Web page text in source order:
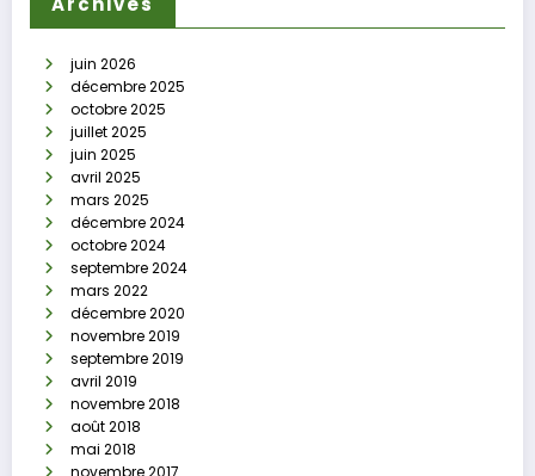
juin 2026
décembre 2025
octobre 2025
juillet 2025
juin 2025
avril 2025
mars 2025
décembre 2024
octobre 2024
septembre 2024
mars 2022
décembre 2020
novembre 2019
septembre 2019
avril 2019
novembre 2018
août 2018
mai 2018